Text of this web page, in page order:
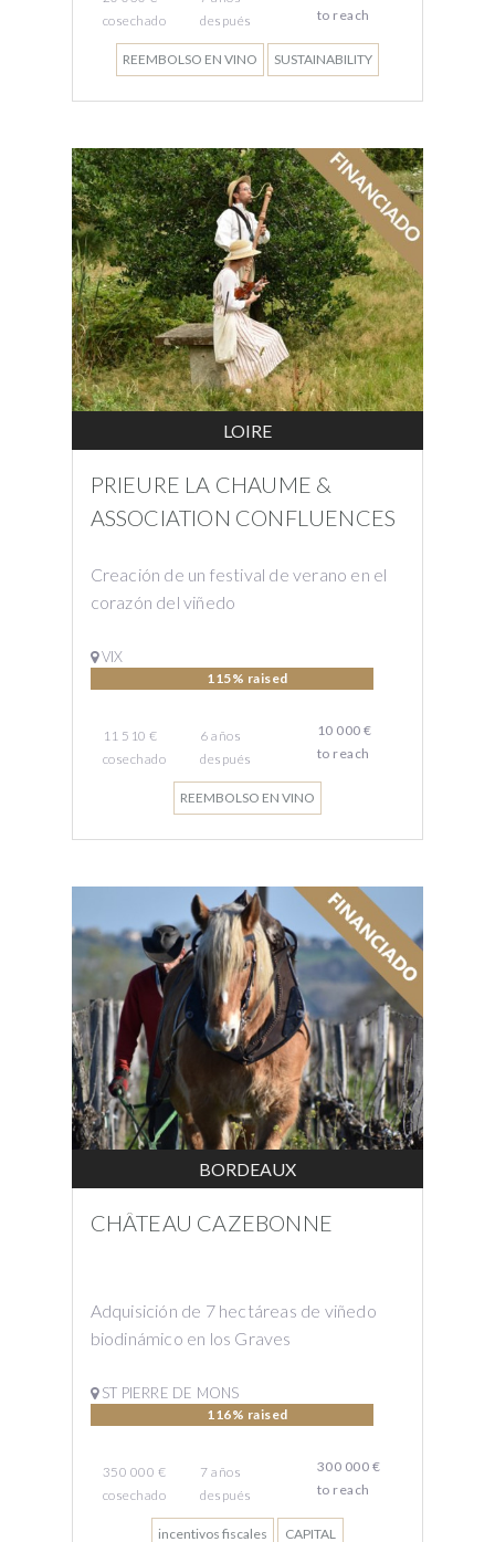
cosechado
después
to reach
REEMBOLSO EN VINO SUSTAINABILITY
LOIRE
PRIEURE LA CHAUME &
ASSOCIATION CONFLUENCES
Creación de un festival de verano en el
corazón del viñedo
VIX
115% raised
11 510 €
cosechado
6 años
después
10 000 €
to reach
REEMBOLSO EN VINO
BORDEAUX
CHÂTEAU CAZEBONNE
Adquisición de 7 hectáreas de viñedo
biodinámico en los Graves
ST PIERRE DE MONS
116% raised
350 000 €
cosechado
7 años
después
300 000 €
to reach
incentivos fiscales CAPITAL